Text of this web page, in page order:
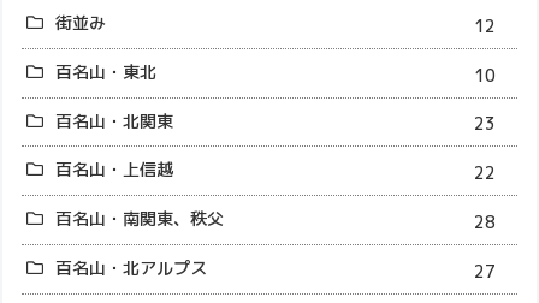
街並み
12
百名山・東北
10
百名山・北関東
23
百名山・上信越
22
百名山・南関東、秩父
28
百名山・北アルプス
27